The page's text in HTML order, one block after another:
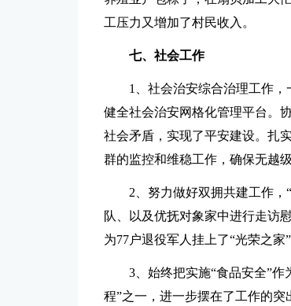
工压力又增加了村民收入。
七、社会工作
1、社会治安综合治理工作
健全社会治安网格化管理平台。
社会矛盾，实现了平安建设。扎
群的监控和维稳工作，确保无越
2、努力做好双拥共建工作
队、以及优抚对象家中进行走访
为77户退役军人挂上了“光荣之家”
3、始终把实施“食品安全”
程”之一，进一步摆在了工作的